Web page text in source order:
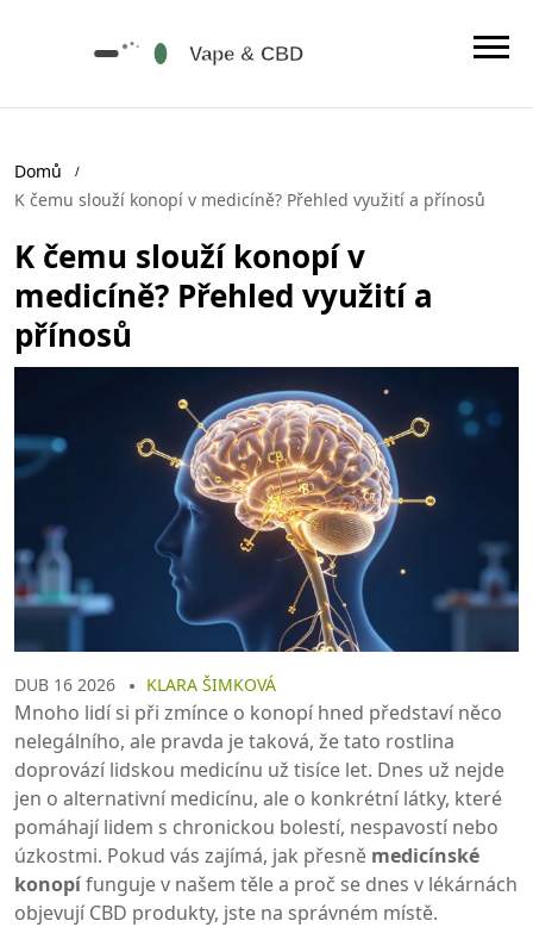
Domů
K čemu slouží konopí v medicíně? Přehled využití a přínosů
K čemu slouží konopí v
medicíně? Přehled využití a
přínosů
DUB 16 2026 KLARA ŠIMKOVÁ
Mnoho lidí si při zmínce o konopí hned představí něco
nelegálního, ale pravda je taková, že tato rostlina
doprovází lidskou medicínu už tisíce let. Dnes už nejde
jen o alternativní medicínu, ale o konkrétní látky, které
pomáhají lidem s chronickou bolestí, nespavostí nebo
úzkostmi. Pokud vás zajímá, jak přesně medicínské
konopífunguje v našem těle a proč se dnes v lékárnách
objevují CBD produkty, jste na správném místě.